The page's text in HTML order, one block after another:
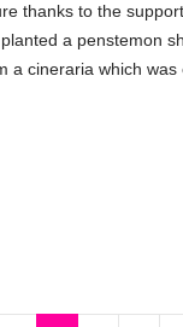
thanks to the
a penstemon
a cineraria which